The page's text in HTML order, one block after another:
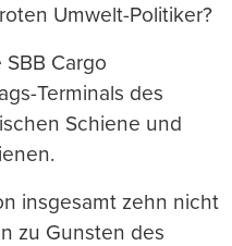
Umwelt-Politiker?
Cargo
Terminals des
Schiene und
insgesamt zehn nicht
zu Gunsten des